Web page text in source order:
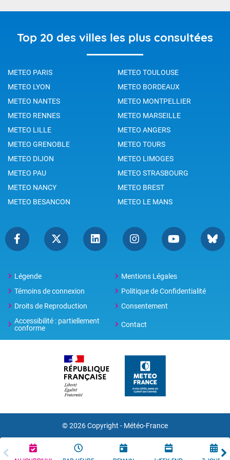
Top 20 des villes les plus consultées
METEO PARIS
METEO TOULOUSE
METEO LYON
METEO BORDEAUX
METEO NANTES
METEO MONTPELLIER
METEO RENNES
METEO MARSEILLE
METEO LILLE
METEO ANGERS
METEO GRENOBLE
METEO TOURS
METEO DIJON
METEO LIMOGES
METEO PAU
METEO STRASBOURG
METEO NANCY
METEO BREST
METEO BESANCON
METEO LE MANS
Légende
Mentions Légales
Témoins de connexion
Politique de Confidentialité
Droits de Reproduction
Consentement
Accessibilité : partiellement
conforme
Contact
© 2026 Copyright - Météo-France